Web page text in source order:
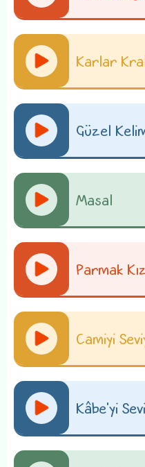
Karlar
Güzel
Masal
Parmak
Camiyi
Kâbe'yi